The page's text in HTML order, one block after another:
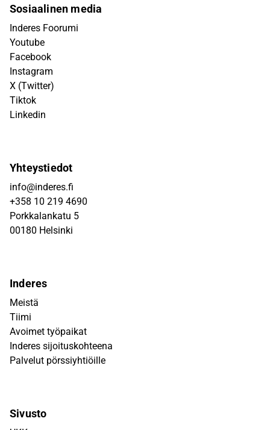
Sosiaalinen media
Inderes Foorumi
Youtube
Facebook
Instagram
X (Twitter)
Tiktok
Linkedin
Yhteystiedot
info@inderes.fi
+358 10 219 4690
Porkkalankatu 5
00180 Helsinki
Inderes
Meistä
Tiimi
Avoimet työpaikat
Inderes sijoituskohteena
Palvelut pörssiyhtiöille
Sivusto